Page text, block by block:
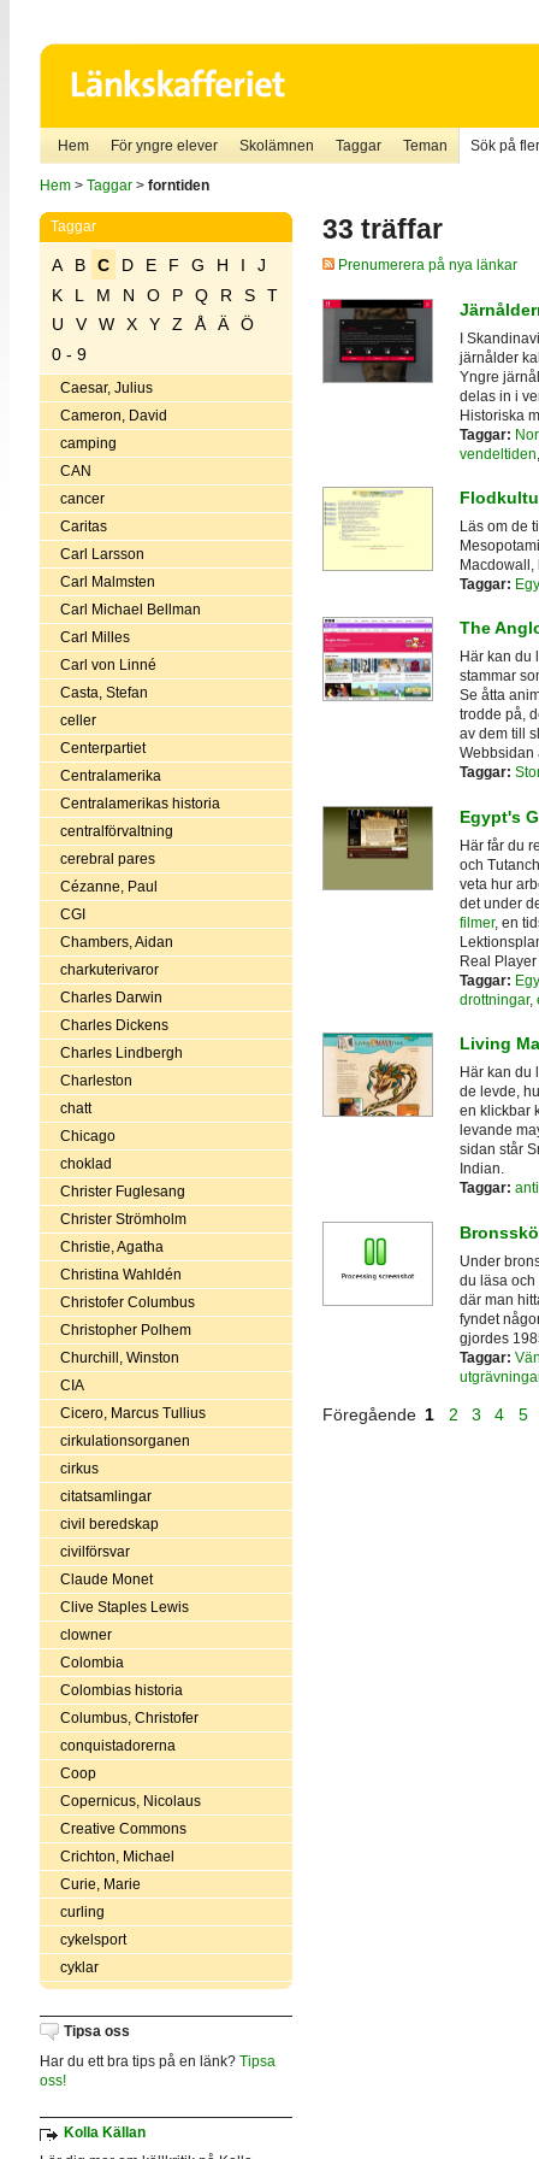
Hem För yngre elever Skolämnen Taggar Teman Sök på
Hem> Taggar> forntiden
Taggar
A B C D E F G H I
J
K
L M N O P Q R S
T
U
V W X Y Z Å Ä
Ö
0 - 9
Caesar, Julius
Cameron, David
camping
CAN
cancer
Caritas
Carl Larsson
Carl Malmsten
Carl Michael Bellman
Carl Milles
Carl von Linné
Casta, Stefan
celler
Centerpartiet
Centralamerika
Centralamerikas historia
centralförvaltning
cerebral pares
Cézanne, Paul
CGI
Chambers, Aidan
charkuterivaror
Charles Darwin
Charles Dickens
Charles Lindbergh
Charleston
chatt
Chicago
choklad
Christer Fuglesang
Christer Strömholm
Christie, Agatha
Christina Wahldén
Christofer Columbus
Christopher Polhem
Churchill, Winston
CIA
Cicero, Marcus Tullius
cirkulationsorganen
cirkus
citatsamlingar
civil beredskap
civilförsvar
Claude Monet
Clive Staples Lewis
clowner
Colombia
Colombias historia
Columbus, Christofer
conquistadorerna
Coop
Copernicus, Nicolaus
Creative Commons
Crichton, Michael
Curie, Marie
curling
cykelsport
cyklar
Tipsa oss
Har du ett bra tips på en länk? Tipsa
oss!
Kolla Källan
33 träffar
Prenumerera på nya länkar
I
järnålder
Yngre
delas in i
Historiska
Taggar:
vendeltiden
Läs om de
Macdowall,
Taggar:
The
Här kan du
stammar
Se åtta
trodde på,
av dem till
Webbsidan
Taggar:
Egypt's
Här får du
och
veta hur
det under
filmer, en
Real
Taggar:
drottningar,
Living
Här kan du
de levde,
en klickbar
levande
sidan står
Indian.
Taggar:
Under
du läsa och
där man
fyndet
gjordes
Taggar:
Föregående 1 2 3 4 5